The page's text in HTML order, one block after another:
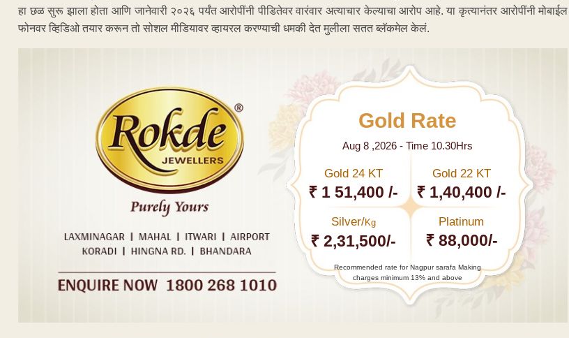
हा छळ सुरू झाला होता आणि जानेवारी २०२६ पर्यंत आरोपींनी पीडितेवर वारंवार अत्याचार केल्याचा आरोप आहे. या कृत्यानंतर आरोपींनी मोबाईल
फोनवर व्हिडिओ तयार करून तो सोशल मीडियावर व्हायरल करण्याची धमकी देत मुलीला सतत ब्लॅकमेल केलं.
Gold Rate
Aug 8 ,2026 - Time 10.30Hrs
Gold 24 KT
₹ 1 51,400 /-
Gold 22 KT
₹ 1,40,400 /-
Silver/Kg
₹ 2,31,500/-
Platinum
₹ 88,000/-
Recommended rate for Nagpur sarafa Making
charges minimum 13% and above